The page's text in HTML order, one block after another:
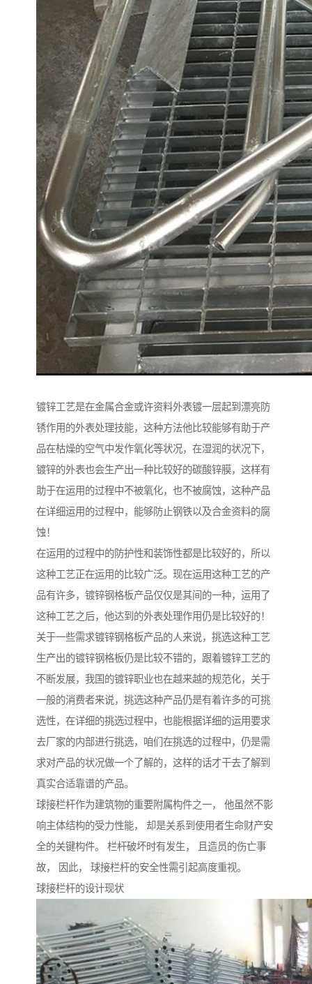
镀锌工艺是在金属合金或许资料外表镀一层起到漂亮防
锈作用的外表处理技能，这种方法他比较能够有助于产
品在枯燥的空气中发作氧化等状况，在湿润的状况下，
镀锌的外表也会生产出一种比较好的碳酸锌膜，这样有
助于在运用的过程中不被氧化，也不被腐蚀，这种产品
在详细运用的过程中，能够防止钢铁以及合金资料的腐
蚀！
在运用的过程中的防护性和装饰性都是比较好的，所以
这种工艺正在运用的比较广泛。现在运用这种工艺的产
品有许多，镀锌钢格板产品仅仅是其间的一种，运用了
这种工艺之后，他达到的外表处理作用仍是比较好的！
关于一些需求镀锌钢格板产品的人来说，挑选这种工艺
生产出的镀锌钢格板仍是比较不错的，跟着镀锌工艺的
不断发展，我国的镀锌职业也在越来越的规范化，关于
一般的消费者来说，挑选这种产品仍是有着许多的可挑
选性，在详细的挑选过程中，也能根据详细的运用要求
去厂家的内部进行挑选，咱们在挑选的过程中，仍是需
求对产品的状况做一个了解的，这样的话才干去了解到
真实合适靠谱的产品。
球接栏杆作为建筑物的重要附属构件之一， 他虽然不影
响主体结构的受力性能， 却是关系到使用者生命财产安
全的关键构件。 栏杆破坏时有发生， 且造员的伤亡事
故， 因此， 球接栏杆的安全性需引起高度重视。
球接栏杆的设计现状